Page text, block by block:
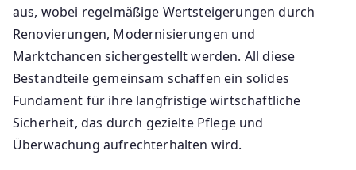
aus, wobei regelmäßige Wertsteigerungen durch
Renovierungen, Modernisierungen und
Marktchancen sichergestellt werden. All diese
Bestandteile gemeinsam schaffen ein solides
Fundament für ihre langfristige wirtschaftliche
Sicherheit, das durch gezielte Pflege und
Überwachung aufrechterhalten wird.